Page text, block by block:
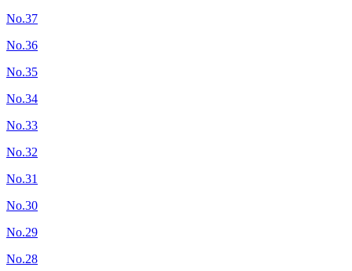
No.37
No.36
No.35
No.34
No.33
No.32
No.31
No.30
No.29
No.28